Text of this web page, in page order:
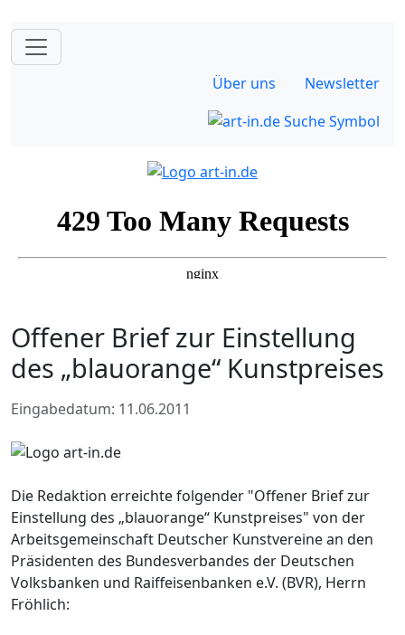
Über uns Newsletter
Offener Brief zur Einstellung
des „blauorange“ Kunstpreises
Eingabedatum: 11.06.2011
Die Redaktion erreichte folgender "Offener Brief zur
Einstellung des „blauorange“ Kunstpreises" von der
Arbeitsgemeinschaft Deutscher Kunstvereine an den
Präsidenten des Bundesverbandes der Deutschen
Volksbanken und Raiffeisenbanken e.V. (BVR), Herrn
Fröhlich: